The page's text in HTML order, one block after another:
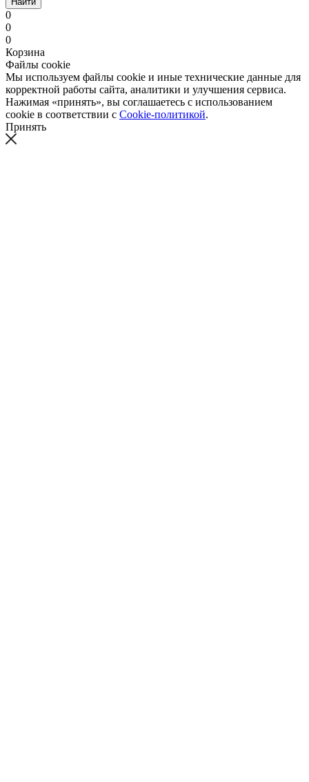
0
0
0
Корзина
Файлы cookie
Мы используем файлы cookie и иные технические данные для
корректной работы сайта, аналитики и улучшения сервиса.
Нажимая «принять», вы соглашаетесь с использованием
cookie в соответствии с Cookie-политикой.
Принять